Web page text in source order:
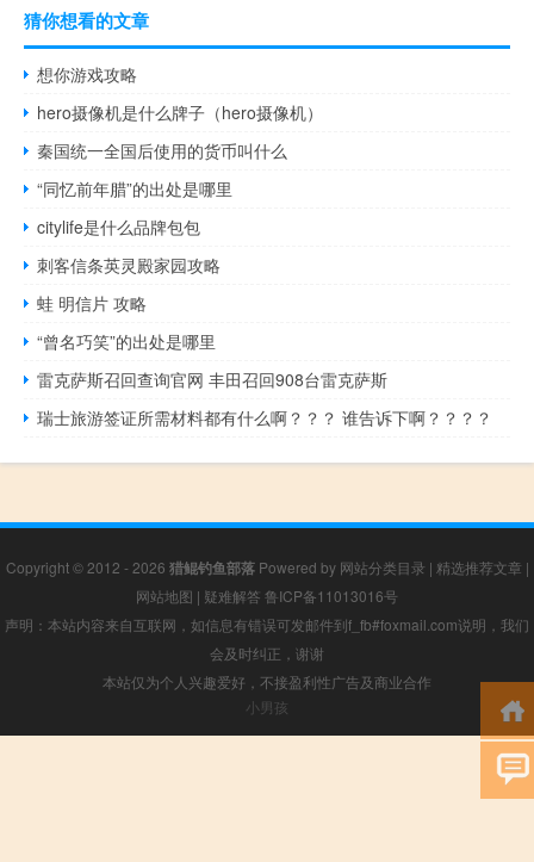
猜你想看的文章
想你游戏攻略
hero摄像机是什么牌子（hero摄像机）
秦国统一全国后使用的货币叫什么
“同忆前年腊”的出处是哪里
citylife是什么品牌包包
刺客信条英灵殿家园攻略
蛙 明信片 攻略
“曾名巧笑”的出处是哪里
雷克萨斯召回查询官网 丰田召回908台雷克萨斯
瑞士旅游签证所需材料都有什么啊？？？ 谁告诉下啊？？？？
Copyright © 2012 - 2026 猎鲲钓鱼部落Powered by 网站分类目录 | 精选推荐文章 |
网站地图 | 疑难解答 鲁ICP备11013016号
声明：本站内容来自互联网，如信息有错误可发邮件到f_fb#foxmail.com说明，我们
会及时纠正，谢谢
本站仅为个人兴趣爱好，不接盈利性广告及商业合作
小男孩